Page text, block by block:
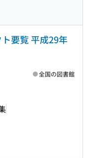
要覧 平成29年
全国の図書館